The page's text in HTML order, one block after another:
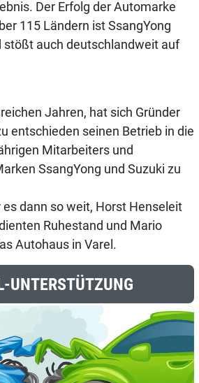
Der Erfolg der Automarke
115 Ländern ist SsangYong
stößt auch deutschlandweit auf
Jahren, hat sich Gründer
entschieden seinen Betrieb in die
Mitarbeiters und
SsangYong und Suzuki zu
es dann so weit, Horst Henseleit
Ruhestand und Mario
Autohaus in Varel.
UNTERSTÜTZUNG